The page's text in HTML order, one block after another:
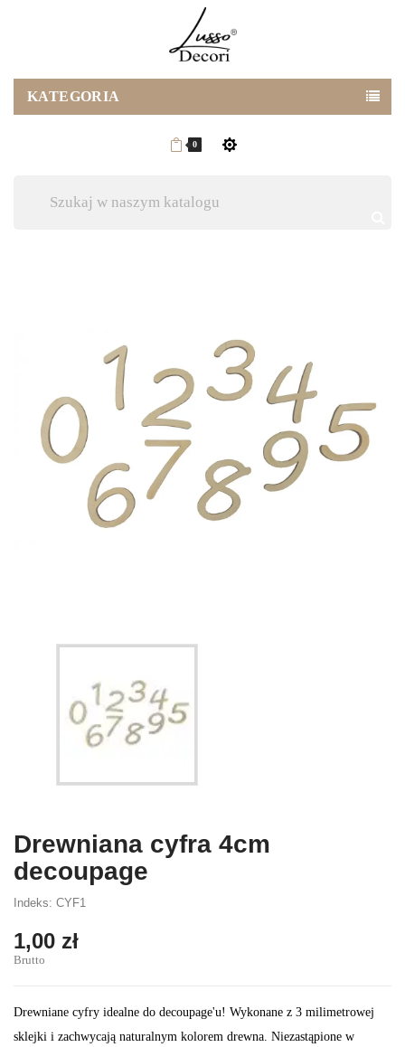
KATEGORIA
0
Drewniana cyfra 4cm
decoupage
Indeks: CYF1
1,00 zł
Brutto
Drewniane cyfry idealne do decoupage'u! Wykonane z 3 milimetrowej
sklejki i zachwycają naturalnym kolorem drewna. Niezastąpione w